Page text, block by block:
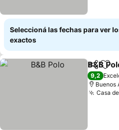
Seleccioná las fechas para ver
exactos
B&B
9,2
Buenos
Casa